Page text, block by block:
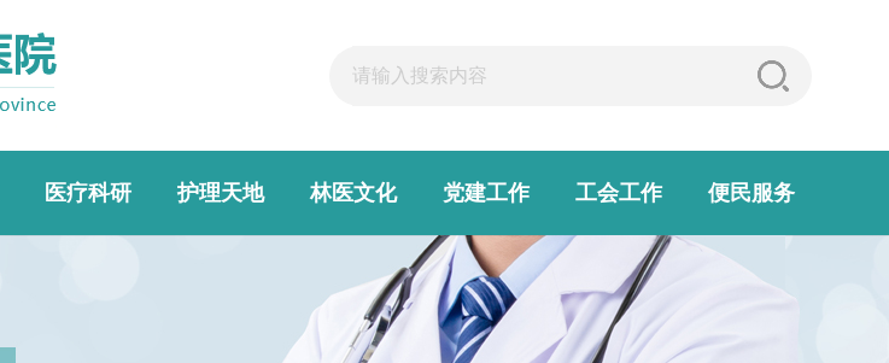
医疗科研 护理天地 林医文化 党建工作 工会工作 便民服务